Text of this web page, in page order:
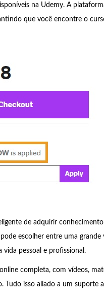
na Udemy. A
que você encontre o
de adquirir
escolher entre uma grande
pessoal e profissional.
completa, com vídeos,
Tudo isso aliado a um suporte